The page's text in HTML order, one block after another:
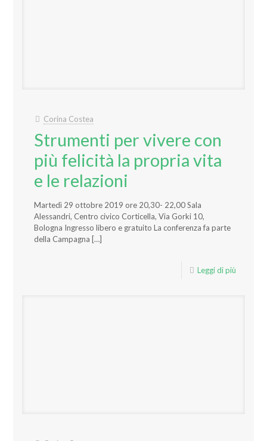
Corina Costea
Strumenti per vivere con
più felicità la propria vita
e le relazioni
Martedì 29 ottobre 2019 ore 20,30- 22,00 Sala
Alessandri, Centro civico Corticella, Via Gorki 10,
Bologna Ingresso libero e gratuito La conferenza fa parte
della Campagna […]
Leggi di più